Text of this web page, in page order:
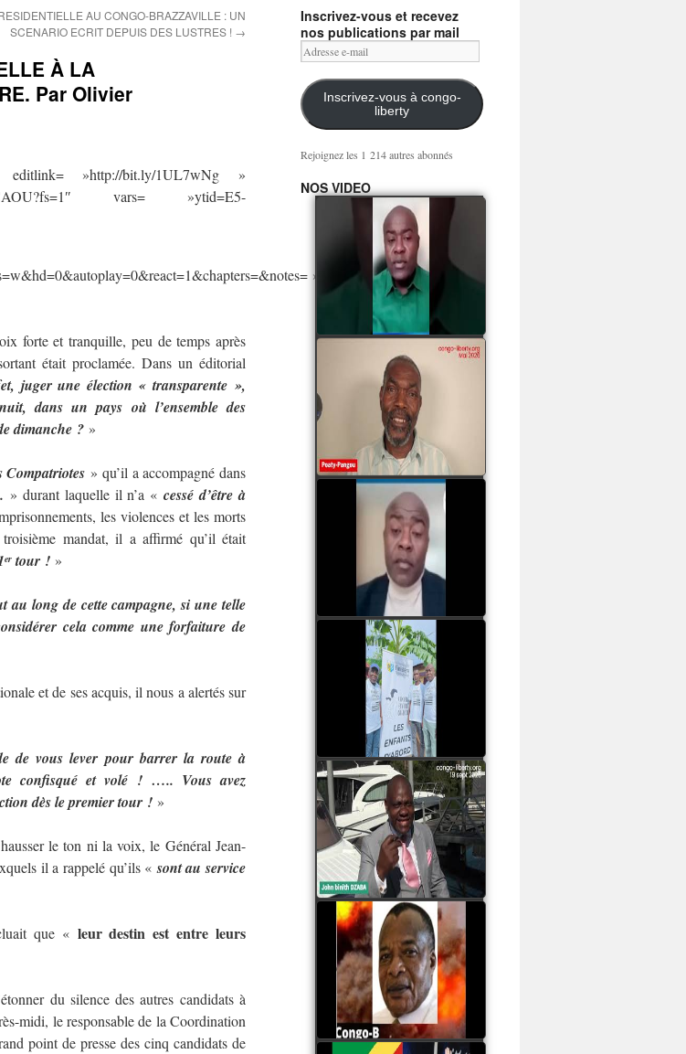
AU CONGO-BRAZZAVILLE : UN
SCENARIO ECRIT DEPUIS DES LUSTRES ! →
À LA
Par Olivier
»http://bit.ly/1UL7wNg »
vars= »ytid=E5-
»
forte et tranquille, peu de temps après
était proclamée. Dans un éditorial
juger une élection « transparente »,
dans un pays où l’ensemble des
dimanche ? »
Compatriotes » qu’il a accompagné dans
» durant laquelle il n’a «cessé d’être à
les violences et les morts
mandat, il a affirmé qu’il était
er tour ! »
au long de cette campagne, si une telle
cela comme une forfaiture de
et de ses acquis, il nous a alertés sur
de vous lever pour barrer la route à
confisqué et volé ! ….. Vous avez
dès le premier tour ! »
le ton ni la voix, le Général Jean-
il a rappelé qu’ils «sont au service
que « leur destin est entre leurs
du silence des autres candidats à
midi, le responsable de la Coordination
point de presse des cinq candidats de
Inscrivez-vous et recevez
nos publications par mail
Adresse
e-
mail
Inscrivez-vous à congo-
liberty
Rejoignez les 1 214 autres abonnés
NOS VIDEO
Mingwa BIANGO : Ni
les mercenaires russes,
ni la garde présidentielle
ne mourront pour
Sassou Denis
watch video
POATY PANGOU
parle de la coquille vide
Collinet Makosso, des
assassinats des jeunes
par Serge OBOA
watch video
Sassou Nguesso est
revenu au pouvoir par
les armes, il ne quittera
le pouvoir que par la
force
watch video
watch video
John Binith Dzaba
s'exprime sur le voyage
de Rodrigue Malanda
Samba à Paris
watch video
Poaty Pangou La
Conférence des ethnies
est la seule solution pour
éviter la scission du
Congo B
watch video